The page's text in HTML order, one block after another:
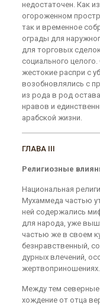
недостаточен. Как
огороженном
так и временное
ограды для
для торговых
социального
жестокие распри с
возобновлялись с
из рода в род
нравов и
арабской жизни.
ГЛАВА III
Религиозные
Национальная
Мухаммеда частью
ней содержались
для народа, уже
частью же в своем
безнравственный,
дурных влечений,
жертвоприношениях.
Между тем
хождение от отца